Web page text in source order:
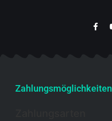
Zahlungsmöglichkeiten